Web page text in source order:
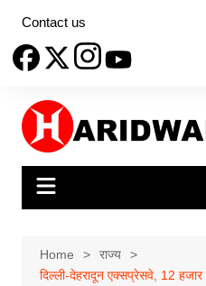
content
Contact us
Home
राज्य
दिल्ली-देहरादून एक्सप्रेसवे, 12